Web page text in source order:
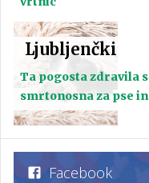
Ljubljenčki
Ta pogosta zdravila
smrtonosna za pse
Facebook